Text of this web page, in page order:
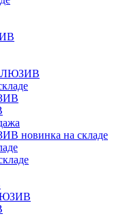
новинка на складе